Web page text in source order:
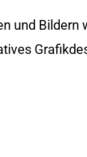
und